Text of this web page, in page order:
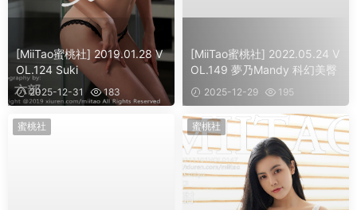
[MiiTao蜜桃社] 2019.01.28 V
OL.124 Suki
2025-12-31 183
[MiiTao蜜桃社] 2022.05.24 V
OL.149 夢乃Mandy 科幻美臀
2025-12-29 195
蜜桃社 蜜桃社